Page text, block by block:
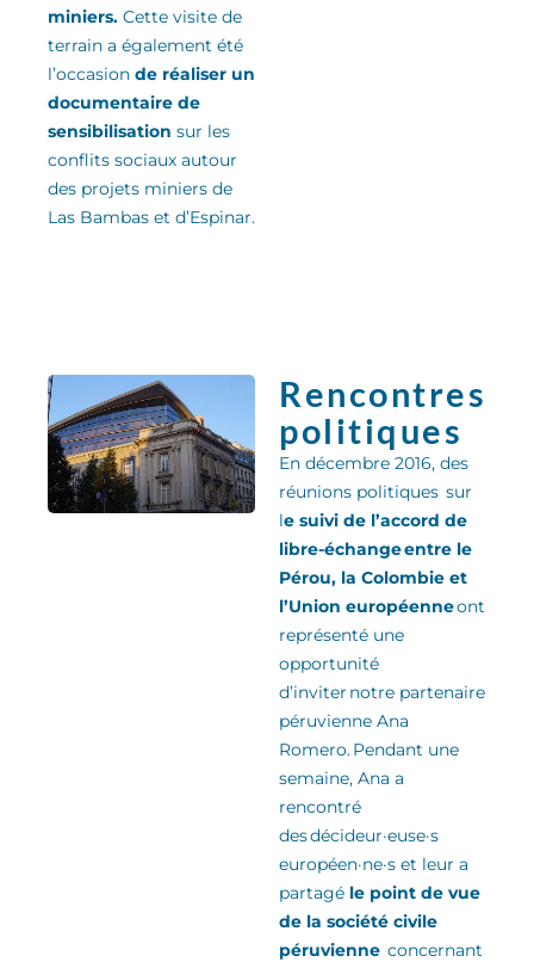
miniers. Cette visite de
terrain a également été
l’occasion de réaliser un
documentaire de
sensibilisation sur les
conflits sociaux autour
des projets miniers de
Las Bambas et d’Espinar.
Rencontres
politiques
En décembre 2016, des
réunions politiques sur
le suivi de l’accord de
libre-échange entre le
Pérou, la Colombie et
l’Union européenneont
représenté une
opportunité
d’inviter notre partenaire
péruvienne Ana
Romero.Pendant une
semaine, Ana a
rencontré
desdécideur·euse·s
européen·ne·s et leur a
partagé le point de vue
de la société civile
péruvienne concernant